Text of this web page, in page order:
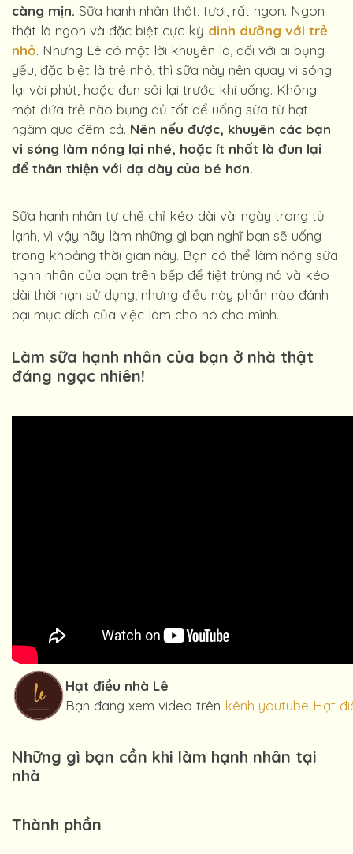
càng mịn. Sữa hạnh nhân thật, tươi, rất ngon. Ngon
thật là ngon và đặc biệt cực kỳ dinh dưỡng với trẻ
nhỏ. Nhưng Lê có một lời khuyên là, đối với ai bụng
yếu, đặc biệt là trẻ nhỏ, thì sữa này nên quay vi sóng
lại vài phút, hoặc đun sôi lại trước khi uống. Không
một đứa trẻ nào bụng đủ tốt để uống sữa từ hạt
ngâm qua đêm cả. Nên nếu được, khuyên các bạn
vi sóng làm nóng lại nhé, hoặc ít nhất là đun lại
để thân thiện với dạ dày của bé hơn.
Sữa hạnh nhân tự chế chỉ kéo dài vài ngày trong tủ
lạnh, vì vậy hãy làm những gì bạn nghĩ bạn sẽ uống
trong khoảng thời gian này. Bạn có thể làm nóng sữa
hạnh nhân của bạn trên bếp để tiệt trùng nó và kéo
dài thời hạn sử dụng, nhưng điều này phần nào đánh
bại mục đích của việc làm cho nó cho mình.
Làm sữa hạnh nhân của bạn ở nhà thật
đáng ngạc nhiên!
Hạt điều nhà Lê
Bạn đang xem video trên kênh youtube Hạt
Những gì bạn cần khi làm hạnh nhân tại
nhà
Thành phần